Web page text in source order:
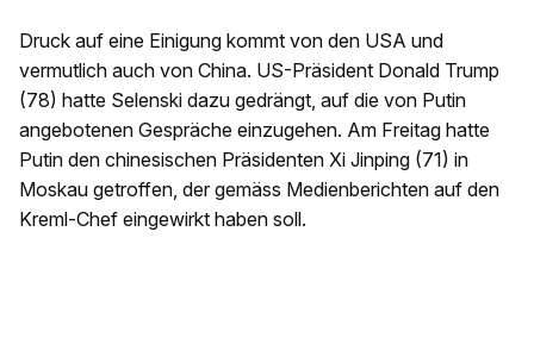
Druck auf eine Einigung kommt von den USA und
vermutlich auch von China. US-Präsident Donald Trump
(78) hatte Selenski dazu gedrängt, auf die von Putin
angebotenen Gespräche einzugehen. Am Freitag hatte
Putin den chinesischen Präsidenten Xi Jinping (71) in
Moskau getroffen, der gemäss Medienberichten auf den
Kreml-Chef eingewirkt haben soll.